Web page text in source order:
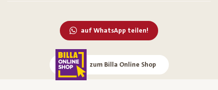
auf WhatsApp teilen!
zum Billa Online Shop